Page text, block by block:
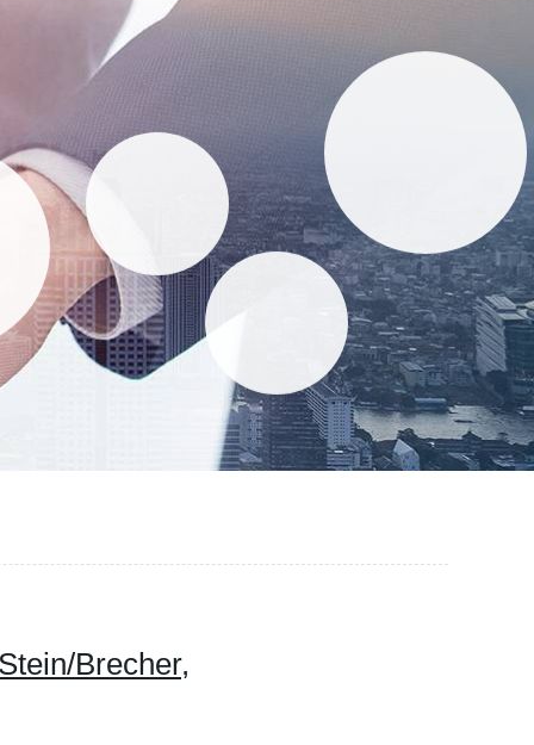
Brecher,